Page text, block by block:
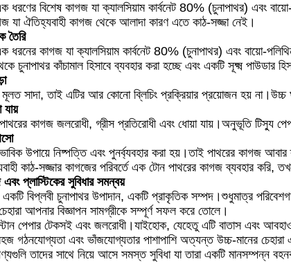
ধরণের বিশেষ কাগজ যা ক্যালসিয়াম কার্বনেট 80% (চুনাপাথর) এবং
যা ঐতিহ্যবাহী কাগজ থেকে আলাদা কারণ এতে কাঠ-সজ্জা নেই।
তৈরি
ধরনের কাগজ যা ক্যালসিয়াম কার্বনেট 80% (চুনাপাথর) এবং বায়ো-
চুনাপাথর কাঁচামাল হিসাবে ব্যবহার করা হচ্ছে এবং একটি সূক্ষ্ম পাউডার
মূলত সাদা, তাই এটির আর কোনো ব্লিচিং প্রক্রিয়ার প্রয়োজন হয়
যায়
কাগজ জলরোধী, গ্রীস প্রতিরোধী এবং ধোয়া যায়।অনুভূতি টিস্যু
উপায়ে নিষ্পত্তি এবং পুনর্ব্যবহার করা হয়।তাই পাথরের কাগজ
কাঠ-সজ্জার কাগজের পরিবর্তে এক টোন পাথরের কাগজ ব্যবহার করি,
প্লাস্টিকের সুবিধার সমন্বয়
বিপ্লবী চুনাপাথর উপাদান, একটি প্রাকৃতিক সম্পদ।শুধুমাত্র
চেহারা আপনার বিজ্ঞাপন সামগ্রীকে সম্পূর্ণ সফল করে তোলে।
পেপার টেকসই এবং জলরোধী।যাইহোক, যেহেতু এটি বাতাস এবং
গঠনযোগ্যতা এবং ভাঁজযোগ্যতার পাশাপাশি অত্যন্ত উচ্চ-মানের
তাদের সাথে নিয়ে আসে সমস্ত সুবিধা যা তারা একটি মানসম্পন্ন